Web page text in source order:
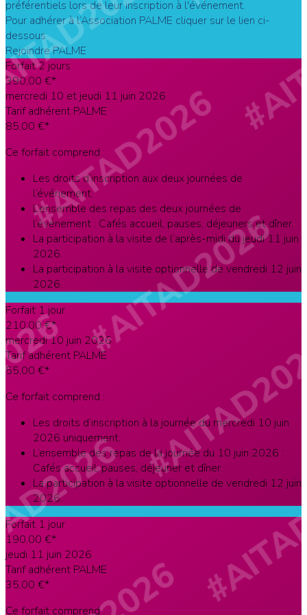
préférentiels lors de leur inscription à l'événement.
Pour adhérer à l’Association PALME cliquer sur le lien ci-
dessous
Rejoindre PALME
Forfait 2 jours
390,00 €*
mercredi 10 et jeudi 11 juin 2026
Tarif adhérent PALME
85,00 €*
Ce forfait comprend :
Les droits d’inscription aux deux journées de
l’événement.
L’ensemble des repas des deux journées de
l’événement : Cafés accueil, pauses, déjeuners et dîner.
La participation à la visite de l’après-midi du jeudi 11 juin
2026.
La participation à la visite optionnelle de vendredi 12 juin
2026.
Forfait 1 jour
210,00 €*
mercredi 10 juin 2026
Tarif adhérent PALME
55,00 €*
Ce forfait comprend :
Les droits d’inscription à la journée du mercredi 10 juin
2026 uniquement.
L’ensemble des repas de la journée du 10 juin 2026 :
Cafés accueil, pauses, déjeuner et dîner.
La participation à la visite optionnelle de vendredi 12 juin
2026.
Forfait 1 jour
190,00 €*
jeudi 11 juin 2026
Tarif adhérent PALME
35,00 €*
Ce forfait comprend :